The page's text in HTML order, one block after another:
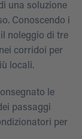
una soluzione
Conoscendo i
noleggio di tre
corridoi per
locali.
le
passaggi
per